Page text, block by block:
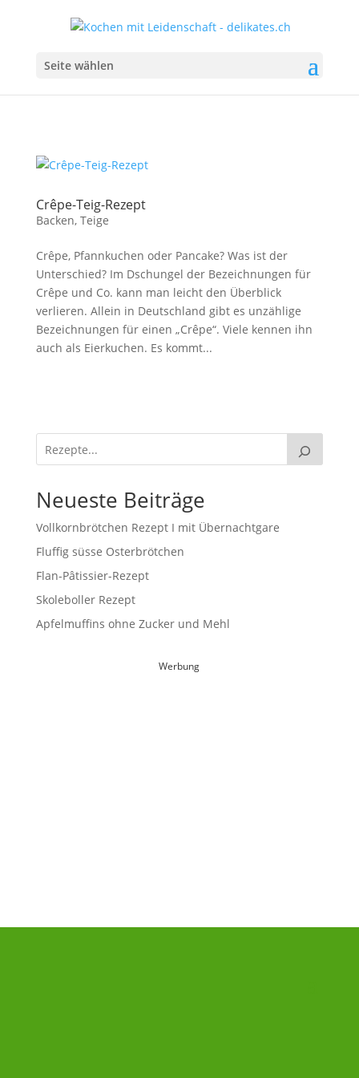
Seite wählen
Crêpe-Teig-Rezept
Backen, Teige
Crêpe, Pfannkuchen oder Pancake? Was ist der
Unterschied? Im Dschungel der Bezeichnungen für
Crêpe und Co. kann man leicht den Überblick
verlieren. Allein in Deutschland gibt es unzählige
Bezeichnungen für einen „Crêpe“. Viele kennen ihn
auch als Eierkuchen. Es kommt...
Neueste Beiträge
Vollkornbrötchen Rezept I mit Übernachtgare
Fluffig süsse Osterbrötchen
Flan-Pâtissier-Rezept
Skoleboller Rezept
Apfelmuffins ohne Zucker und Mehl
Werbung